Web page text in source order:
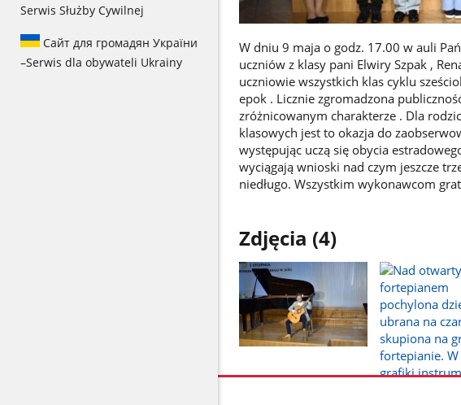
Serwis Służby Cywilnej
Сайт для громадян України
–Serwis dla obywateli Ukrainy
W dniu 9 maja o godz. 17.00 w auli
uczniów z klasy pani Elwiry Szpak ,
uczniowie wszystkich klas cyklu
epok . Licznie zgromadzona
zróżnicowanym charakterze . Dla
klasowych jest to okazja do
występując uczą się obycia
wyciągają wnioski nad czym jeszcze
niedługo. Wszystkim wykonawcom
Zdjęcia (4)
zdjęcie
Pokaż
zdjęcie